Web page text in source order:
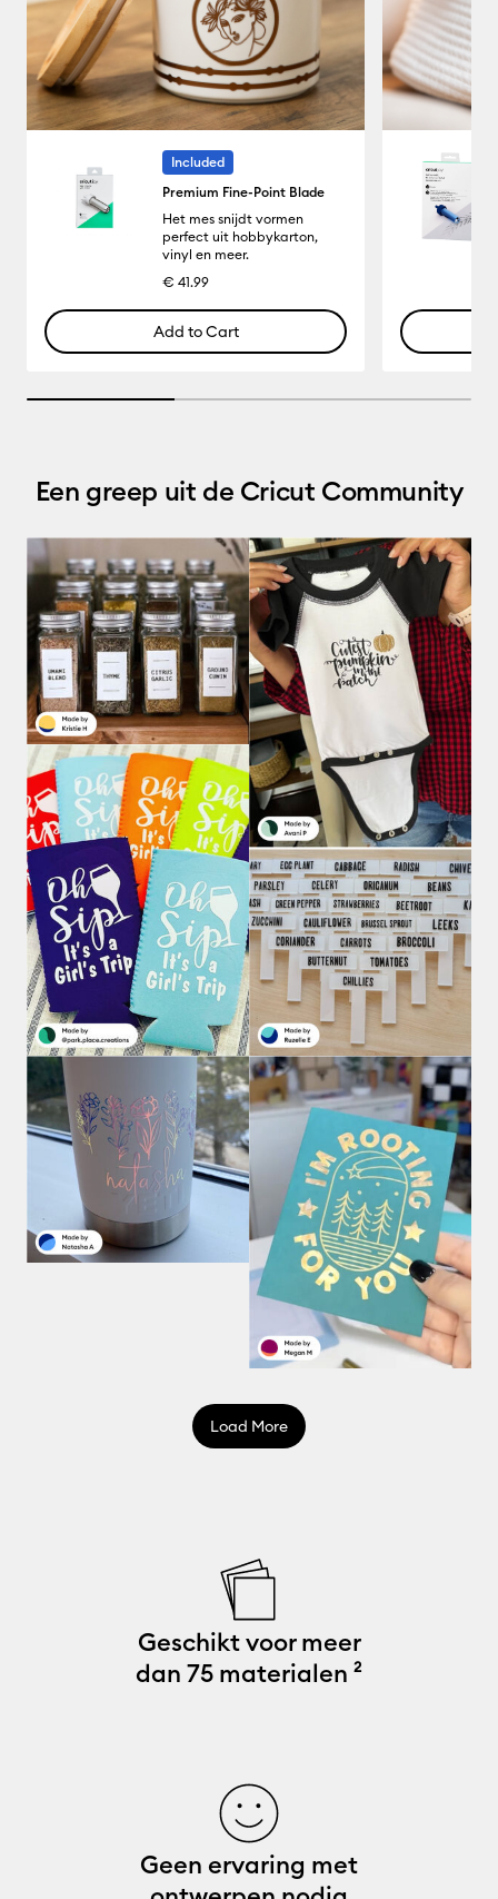
Included
Premium Fine-Point Blade
Het mes snijdt vormen
perfect uit hobbykarton,
vinyl en meer.
€ 41.99
Add to Cart
33.33333333333333% completed
Een greep uit de Cricut Community
Load More
Geschikt voor meer
dan 75 materialen ²
Geen ervaring met